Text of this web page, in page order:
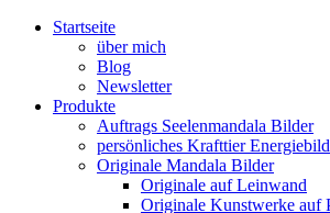
Startseite
über mich
Blog
Newsletter
Produkte
Auftrags Seelenmandala Bilder
persönliches Krafttier Energiebild
Originale Mandala Bilder
Originale auf Leinwand
Originale Kunstwerke auf